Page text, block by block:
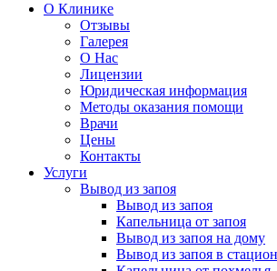
О Клинике
Отзывы
Галерея
О Нас
Лицензии
Юридическая информация
Методы оказания помощи
Врачи
Цены
Контакты
Услуги
Вывод из запоя
Вывод из запоя
Капельница от запоя
Вывод из запоя на дому
Вывод из запоя в